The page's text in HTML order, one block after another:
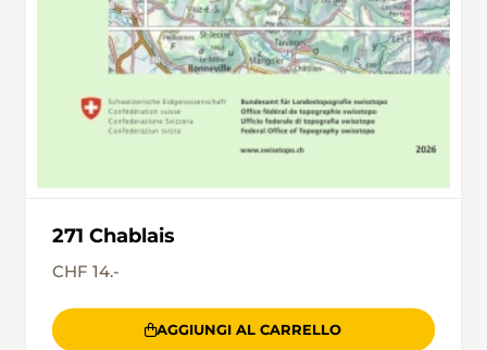
271 Chablais
CHF 14.-
AGGIUNGI AL CARRELLO